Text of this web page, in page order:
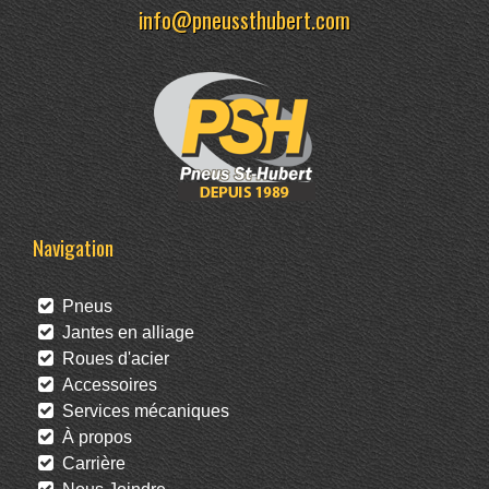
info@pneussthubert.com
Navigation
Pneus
Jantes en alliage
Roues d'acier
Accessoires
Services mécaniques
À propos
Carrière